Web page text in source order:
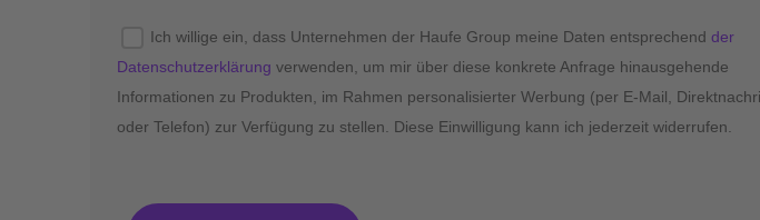
Ich willige ein, dass Unternehmen der Haufe Group meine Daten entsprechendder
Datenschutzerklärung verwenden, um mir über diese konkrete Anfrage hinausgehende
Informationen zu Produkten, im Rahmen personalisierter Werbung (per E-Mail,
oder Telefon) zur Verfügung zu stellen. Diese Einwilligung kann ich jederzeit widerrufen.